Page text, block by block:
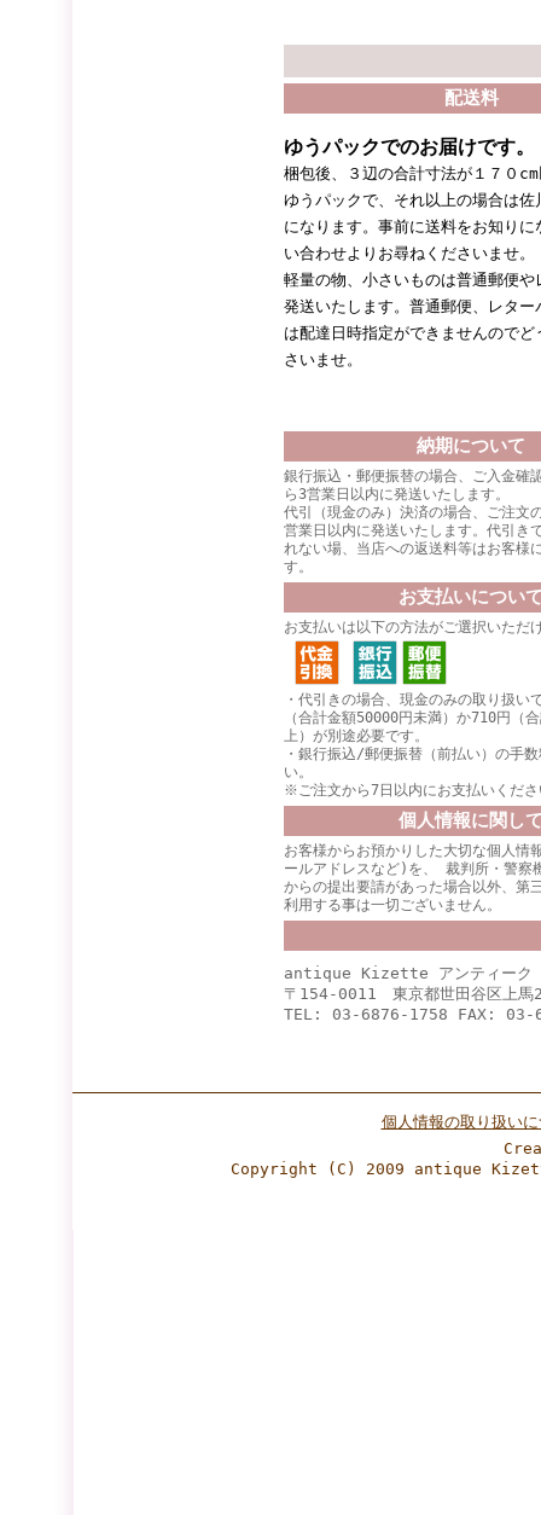
配送料
ゆうパックでのお届けです。
梱包後、３辺の合計寸法が１７０
ゆうパックで、それ以上の場合は佐
になります。事前に送料をお知りに
い合わせよりお尋ねくださいませ。
軽量の物、小さいものは普通郵便や
発送いたします。普通郵便、レター
は配達日時指定ができませんのでど
さいませ。
納期について
銀行振込・郵便振替の場合、ご入金確
ら3営業日以内に発送いたします。
代引（現金のみ）決済の場合、ご注文
営業日以内に発送いたします。代引き
れない場、当店への返送料等はお客様
す。
お支払いについ
お支払いは以下の方法がご選択いただ
・代引きの場合、現金のみの取り扱い
（合計金額50000円未満）か710円（
上）が別途必要です。
・銀行振込/郵便振替（前払い）の手
い。
※ご注文から7日以内にお支払いくださ
個人情報に関し
お客様からお預かりした大切な個人情
ールアドレスなど)を、 裁判所・警察
からの提出要請があった場合以外、第
利用する事は一切ございません。
antique Kizette アンティーク
〒154-0011 東京都世田谷区上
TEL: 03-6876-1758 FAX: 03-
個人情報の取り扱い
Copyright (C) 2009 antique